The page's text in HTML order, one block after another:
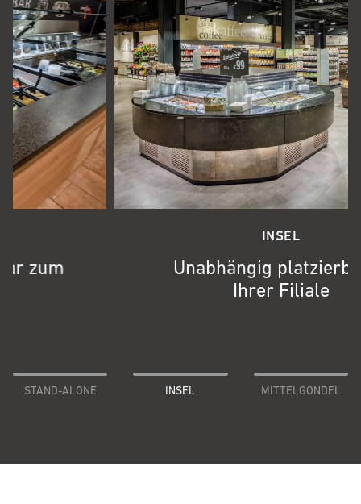
Unabhängig platzierbar in
STAND-ALONE INSEL MITTELGONDEL